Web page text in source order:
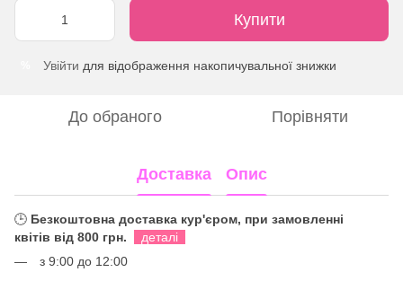
Купити
Увійти для відображення накопичувальної знижки
До обраного Порівняти
Доставка Опис
🕒 Безкоштовна доставка кур'єром, при замовленні
квітів від 800 грн.
деталі
з 9:00 до 12:00